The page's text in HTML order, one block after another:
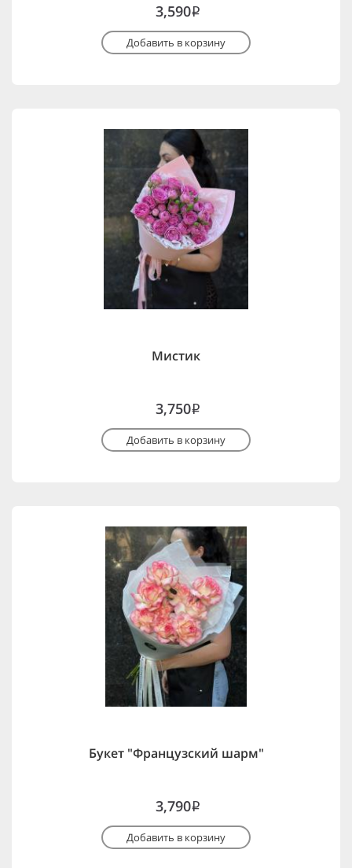
3,590i
Добавить в корзину
Мистик
3,750i
Добавить в корзину
Букет "Французский шарм"
3,790i
Добавить в корзину